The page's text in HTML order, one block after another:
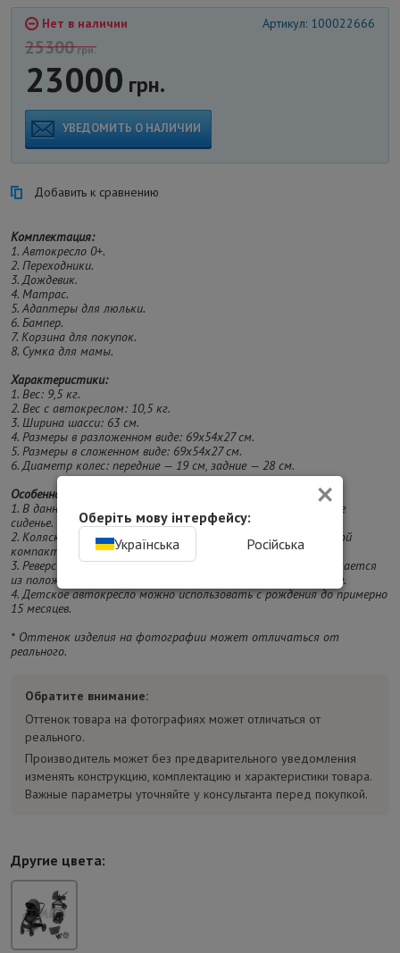
Нет в наличии Артикул: 100022666
25300грн.
23000 грн.
УВЕДОМИТЬ О НАЛИЧИИ
Добавить к сравнению
Комплектация:
1. Автокресло 0+.
2. Переходники.
3. Дождевик.
4. Матрас.
5. Адаптеры для люльки.
6. Бампер.
7. Корзина для покупок.
8. Сумка для мамы.
Характеристики:
1. Вес: 9,5 кг.
2. Вес с автокреслом: 10,5 кг.
3. Ширина шасси: 63 см.
4. Размеры в разложенном виде: 69х54х27 см.
5. Размеры в сложенном виде: 69х54х27 см.
6. Диаметр колес: передние — 19 см, задние — 28 см.
Особенности:
1. В данной модели люлька трансформируется в прогулочное
сиденье.
2. Коляской легко маневрировать благодаря быстрой и легкой
компактной системе складывания.
3. Реверсивное сиденье чрезвычайно быстро и легко переключается
из положения лицом к родителям в положение лицом к улице.
4. Детское автокресло можно использовать с рождения до примерно
15 месяцев.
* Оттенок изделия на фотографии может отличаться от
реального.
Обратите внимание:
Оттенок товара на фотографиях может отличаться от
реального.
Производитель может без предварительного уведомления
изменять конструкцию, комплектацию и характеристики товара.
Важные параметры уточняйте у консультанта перед покупкой.
Другие цвета:
×
Оберіть мову інтерфейсу:
Українська
Російська